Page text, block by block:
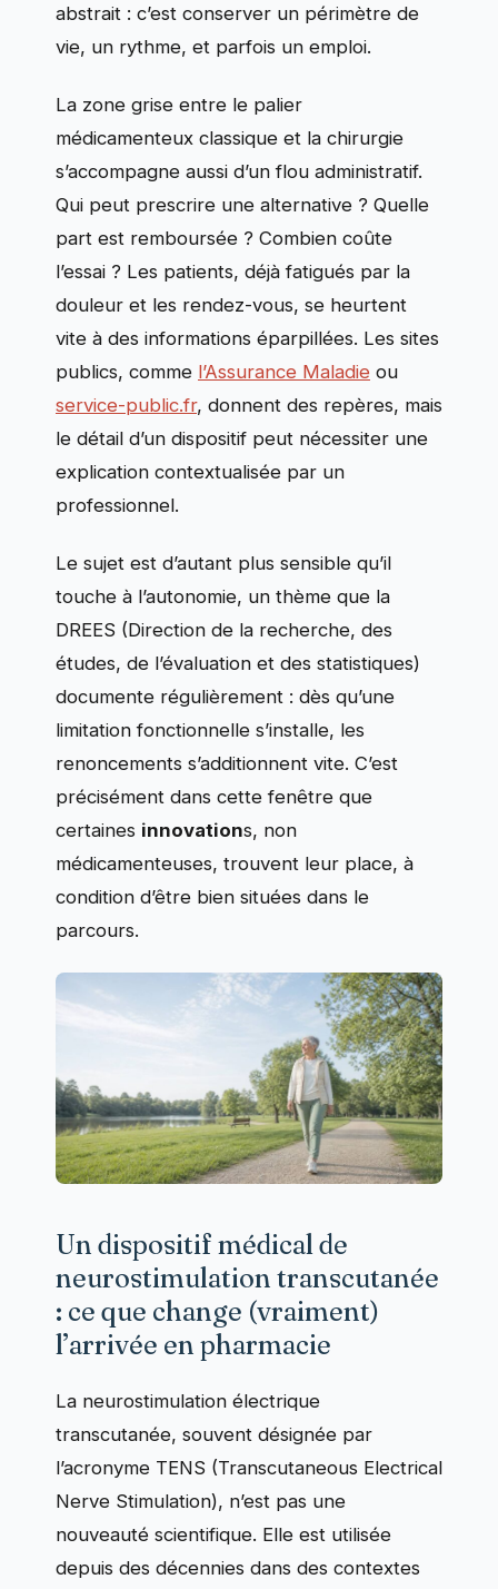
abstrait : c’est conserver un périmètre de
vie, un rythme, et parfois un emploi.
La zone grise entre le palier
médicamenteux classique et la chirurgie
s’accompagne aussi d’un flou administratif.
Qui peut prescrire une alternative ? Quelle
part est remboursée ? Combien coûte
l’essai ? Les patients, déjà fatigués par la
douleur et les rendez-vous, se heurtent
vite à des informations éparpillées. Les sites
publics, comme l’Assurance Maladie ou
service-public.fr, donnent des repères, mais
le détail d’un dispositif peut nécessiter une
explication contextualisée par un
professionnel.
Le sujet est d’autant plus sensible qu’il
touche à l’autonomie, un thème que la
DREES (Direction de la recherche, des
études, de l’évaluation et des statistiques)
documente régulièrement : dès qu’une
limitation fonctionnelle s’installe, les
renoncements s’additionnent vite. C’est
précisément dans cette fenêtre que
certaines innovations, non
médicamenteuses, trouvent leur place, à
condition d’être bien situées dans le
parcours.
Un dispositif médical de
neurostimulation transcutanée
: ce que change (vraiment)
l’arrivée en pharmacie
La neurostimulation électrique
transcutanée, souvent désignée par
l’acronyme TENS (Transcutaneous Electrical
Nerve Stimulation), n’est pas une
nouveauté scientifique. Elle est utilisée
depuis des décennies dans des contextes